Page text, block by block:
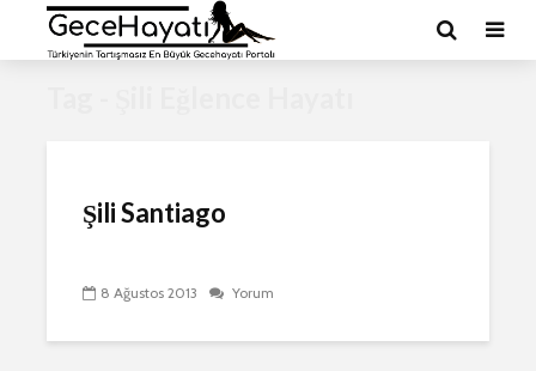
Şili Santiago
8 Ağustos 2013 Yorum